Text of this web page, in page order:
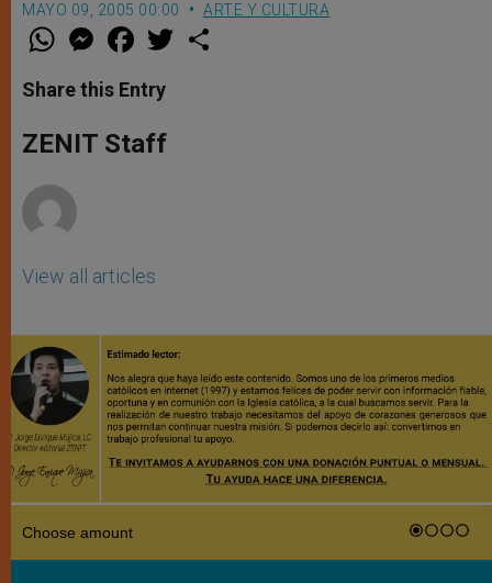
MAYO 09, 2005 00:00 ARTE Y CULTURA
W
t
s
p
p
M
e
s
e
g
e
F
a
e
b
o
k
w
Share this Entry
ZENIT Staff
View all articles